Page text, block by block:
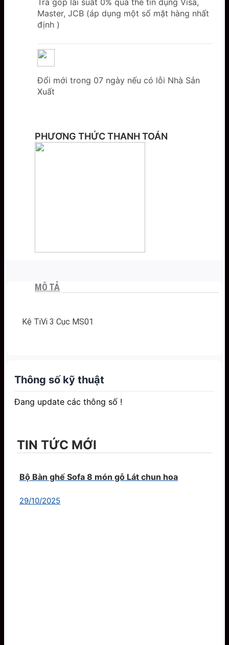
Master, JCB (áp dụng một số mặt hàng nhất
định )
Đổi mới trong 07 ngày nếu có lỗi Nhà Sản
Xuất
PHƯƠNG THỨC THANH TOÁN
MÔ TẢ
Kệ TiVi 3 Cục MS01
Thông số kỹ thuật
Đang update các thông số !
TIN TỨC MỚI
Bộ Bàn ghế Sofa 8 món gỗ Lát chun hoa
29/10/2025